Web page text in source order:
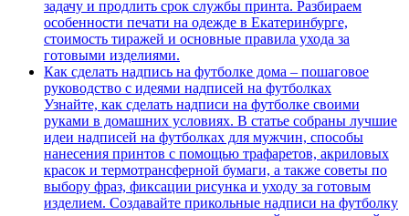
задачу и продлить срок службы принта. Разбираем
особенности печати на одежде в Екатеринбурге,
стоимость тиражей и основные правила ухода за
готовыми изделиями.
Как сделать надпись на футболке дома – пошаговое
руководство с идеями надписей на футболках
Узнайте, как сделать надписи на футболке своими
руками в домашних условиях. В статье собраны лучшие
идеи надписей на футболках для мужчин, способы
нанесения принтов с помощью трафаретов, акриловых
красок и термотрансферной бумаги, а также советы по
выбору фраз, фиксации рисунка и уходу за готовым
изделием. Создавайте прикольные надписи на футболку